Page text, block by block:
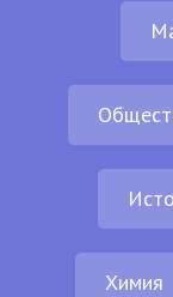
Химия